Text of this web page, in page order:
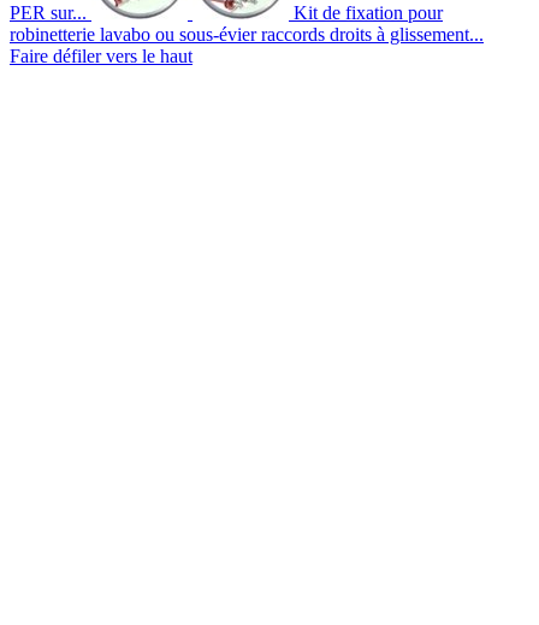
PER sur...
Kit de fixation pour
robinetterie lavabo ou sous-évier raccords droits à glissement...
Faire défiler vers le haut